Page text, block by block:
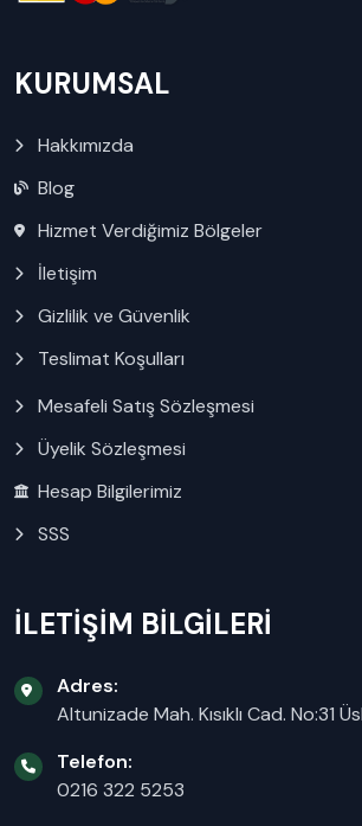
KURUMSAL
Hakkımızda
Blog
Hizmet Verdiğimiz Bölgeler
İletişim
Gizlilik ve Güvenlik
Teslimat Koşulları
Mesafeli Satış Sözleşmesi
Üyelik Sözleşmesi
Hesap Bilgilerimiz
SSS
İLETİŞİM BİLGİLERİ
Adres:
Altunizade Mah. Kısıklı Cad. No:31
Telefon:
0216 322 5253